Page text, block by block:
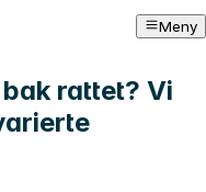
Meny
rattet? Vi